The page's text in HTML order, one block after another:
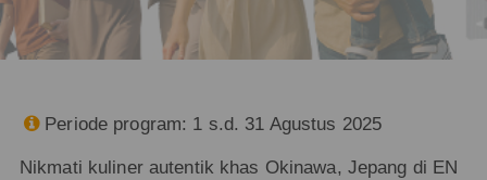
 Periode program: 1 s.d. 31 Agustus 2025
Nikmati kuliner autentik khas Okinawa, Jepang di EN